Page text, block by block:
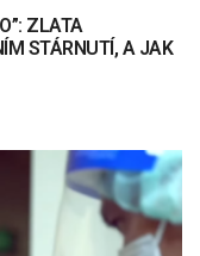
ZLATA
STÁRNUTÍ, A JAK